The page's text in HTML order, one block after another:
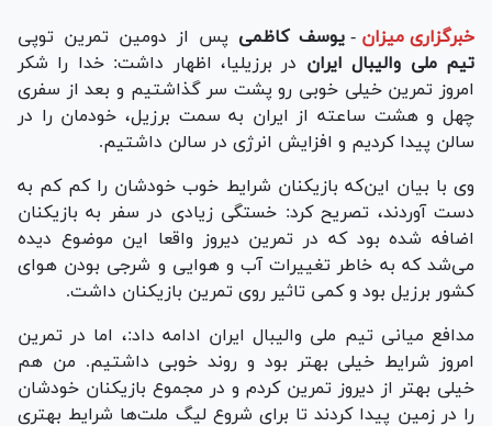
خبرگزاری میزان - یوسف کاظمی پس از دومین تمرین توپی
تیم ملی والیبال ایران در برزیلیا، اظهار داشت: خدا را شکر
امروز تمرین خیلی خوبی رو پشت سر گذاشتیم و بعد از سفری
چهل و هشت ساعته از ایران به سمت برزیل، خودمان را در
سالن پیدا کردیم و افزایش انرژی در سالن داشتیم.
وی با بیان این‌که بازیکنان شرایط خوب خودشان را کم کم به
دست آوردند، تصریح کرد: خستگی زیادی در سفر به بازیکنان
اضافه شده بود که در تمرین دیروز واقعا این موضوع دیده
می‌شد که به خاطر تغییرات آب و هوایی و شرجی بودن هوای
کشور برزیل بود و کمی تاثیر روی تمرین بازیکنان داشت.
مدافع میانی تیم ملی والیبال ایران ادامه داد:، اما در تمرین
امروز شرایط خیلی بهتر بود و روند خوبی داشتیم. من هم
خیلی بهتر از دیروز تمرین کردم و در مجموع بازیکنان خودشان
را در زمین پیدا کردند تا برای شروع لیگ ملت‌ها شرایط بهتری